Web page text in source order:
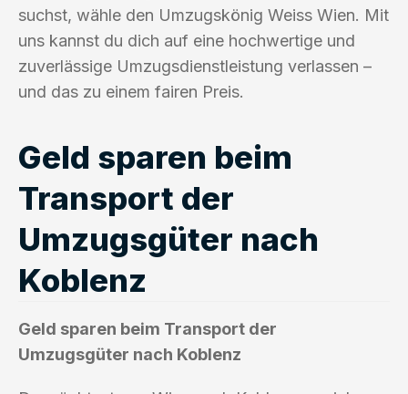
suchst, wähle den Umzugskönig Weiss Wien. Mit
uns kannst du dich auf eine hochwertige und
zuverlässige Umzugsdienstleistung verlassen –
und das zu einem fairen Preis.
Geld sparen beim
Transport der
Umzugsgüter nach
Koblenz
Geld sparen beim Transport der
Umzugsgüter nach Koblenz